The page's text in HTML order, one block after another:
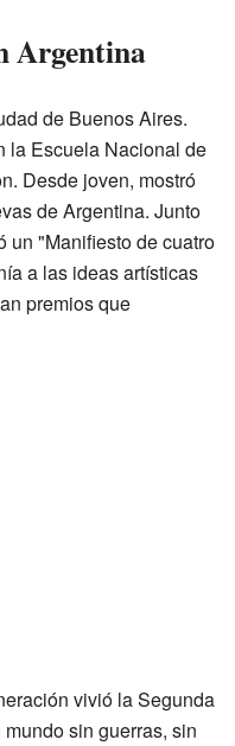
Argentina
de Buenos Aires.
la Escuela Nacional de
Desde joven, mostró
de Argentina. Junto
un "Manifiesto de cuatro
a las ideas artísticas
premios que
vivió la Segunda
sin guerras, sin